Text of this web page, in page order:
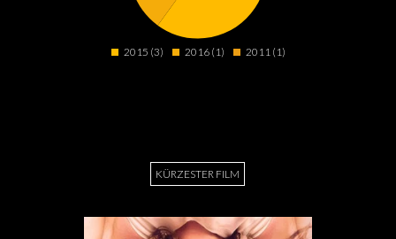
2015 (3) 2016 (1) 2011 (1)
KÜRZESTER FILM